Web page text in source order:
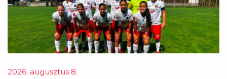
2026. augusztus 8.